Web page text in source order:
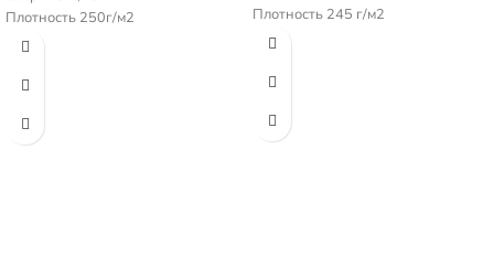
Плотность 250г/м2
Плотность 245 г/м2